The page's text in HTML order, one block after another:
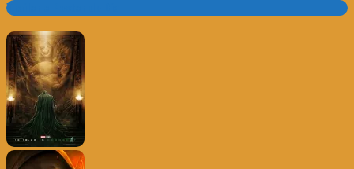
Trailer e Poster do Dia